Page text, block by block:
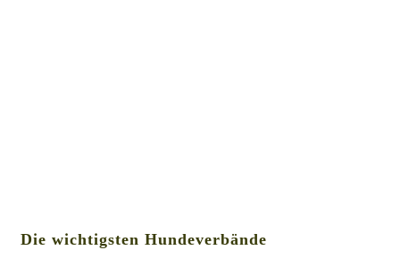
Die wichtigsten Hundeverbände